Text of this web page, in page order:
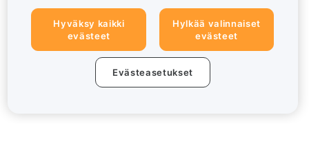
Hyväksy kaikki
evästeet
Hylkää valinnaiset
evästeet
Evästeasetukset